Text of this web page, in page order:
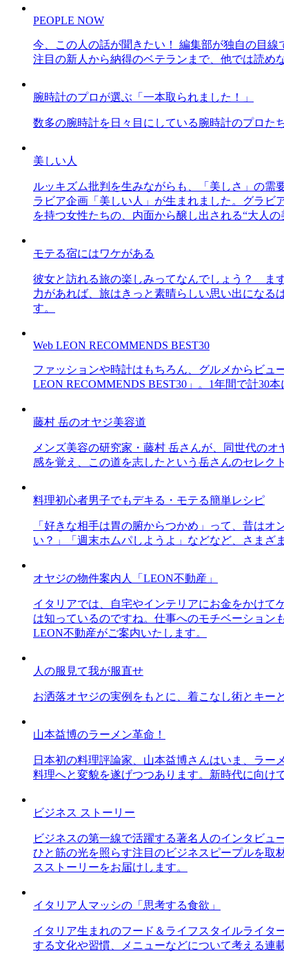
PEOPLE NOW
今、この人の話が聞きたい！ 編集部が独自の目
注目の新人から納得のベテランまで、他では読め
腕時計のプロが選ぶ「一本取られました！」
数多の腕時計を日々目にしている腕時計のプロた
美しい人
ルッキズム批判を生みながらも、「美しさ」の
ラビア企画「美しい人」が生まれました。グラビ
を持つ女性たちの、内面から醸し出される“大人
モテる宿にはワケがある
彼女と訪れる旅の楽しみってなんでしょう？ ま
力があれば、旅はきっと素晴らしい思い出になる
す。
Web LEON RECOMMENDS BEST30
ファッションや時計はもちろん、グルメからビュ
LEON RECOMMENDS BEST30」。1年間で計30
藤村 岳のオヤジ美容道
メンズ美容の研究家・藤村 岳さんが、同世代の
感を覚え、この道を志したという岳さんのセレク
料理初心者男子でもデキる・モテる簡単レシピ
「好きな相手は胃の腑からつかめ」って、昔は
い？」「週末ホムパしようよ」などなど、さまざ
オヤジの物件案内人「LEON不動産」
イタリアでは、自宅やインテリアにお金をかけて
は知っているのですね。仕事へのモチベーション
LEON不動産がご案内いたします。
人の服見て我が服直せ
お洒落オヤジの実例をもとに、着こなし術とキー
山本益博のラーメン革命！
日本初の料理評論家、山本益博さんはいま、ラ
料理へと変貌を遂げつつあります。新時代に向け
ビジネス ストーリー
ビジネスの第一線で活躍する著名人のインタビ
ひと筋の光を照らす注目のビジネスピープルを取
スストーリーをお届けします。
イタリア人マッシの「思考する食欲」
イタリア生まれのフード＆ライフスタイルライタ
する文化や習慣、メニューなどについて考える連